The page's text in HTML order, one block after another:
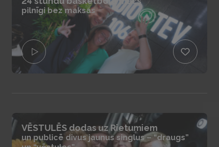
pilnīgi bez maksas
VĒSTULĒS dodas uz Rietumiem
un publicē divus jaunus singlus – “draugs”